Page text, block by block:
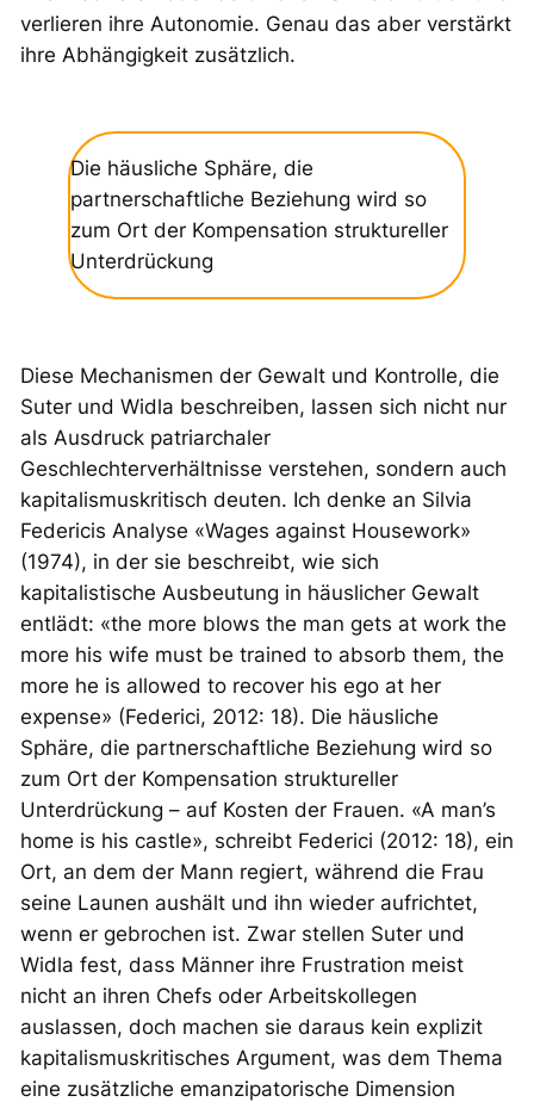
verlieren ihre Autonomie. Genau das aber verstärkt
ihre Abhängigkeit zusätzlich.
Die häusliche Sphäre, die
partnerschaftliche Beziehung wird so
zum Ort der Kompensation struktureller
Unterdrückung
Diese Mechanismen der Gewalt und Kontrolle, die
Suter und Widla beschreiben, lassen sich nicht nur
als Ausdruck patriarchaler
Geschlechterverhältnisse verstehen, sondern auch
kapitalismuskritisch deuten. Ich denke an Silvia
Federicis Analyse «Wages against Housework»
(1974), in der sie beschreibt, wie sich
kapitalistische Ausbeutung in häuslicher Gewalt
entlädt: «the more blows the man gets at work the
more his wife must be trained to absorb them, the
more he is allowed to recover his ego at her
expense» (Federici, 2012: 18). Die häusliche
Sphäre, die partnerschaftliche Beziehung wird so
zum Ort der Kompensation struktureller
Unterdrückung – auf Kosten der Frauen. «A man’s
home is his castle», schreibt Federici (2012: 18), ein
Ort, an dem der Mann regiert, während die Frau
seine Launen aushält und ihn wieder aufrichtet,
wenn er gebrochen ist. Zwar stellen Suter und
Widla fest, dass Männer ihre Frustration meist
nicht an ihren Chefs oder Arbeitskollegen
auslassen, doch machen sie daraus kein explizit
kapitalismuskritisches Argument, was dem Thema
eine zusätzliche emanzipatorische Dimension